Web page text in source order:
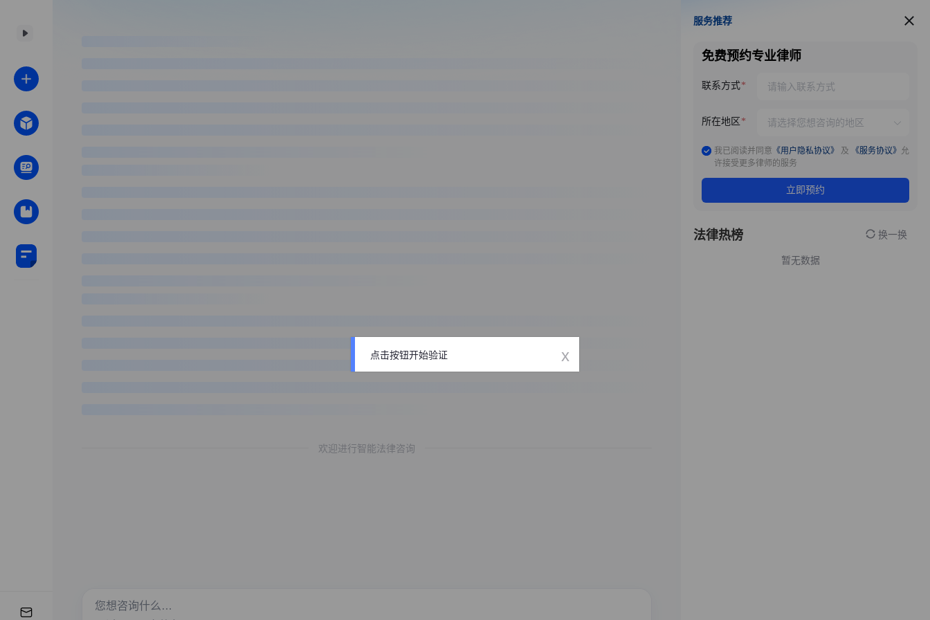
欢迎进行智能法律咨询
服务推荐
服务推荐
免费预约专业律师
联系方式
所在地区
我已阅读并同意 《用户隐私协议》 及 《服务协议》 允
许接受更多律师的服务
立即预约
法律热榜 换一换
暂无数据
点击按钮开始验证 x